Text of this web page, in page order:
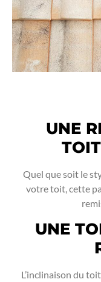
UNE
Quel que soit le
votre toit, cette
UNE
L’inclinaison du